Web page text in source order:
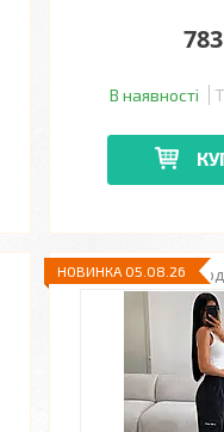
В наявності
НОВИНКА 05.08.26